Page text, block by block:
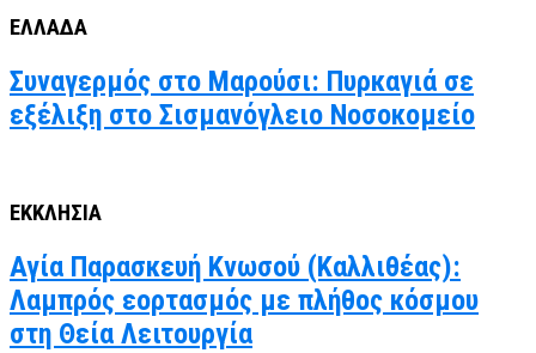
ΕΛΛΑΔΑ
Συναγερμός στο Μαρούσι: Πυρκαγιά σε
εξέλιξη στο Σισμανόγλειο Νοσοκομείο
ΕΚΚΛΗΣΙΑ
Αγία Παρασκευή Κνωσού (Καλλιθέας):
Λαμπρός εορτασμός με πλήθος κόσμου
στη Θεία Λειτουργία